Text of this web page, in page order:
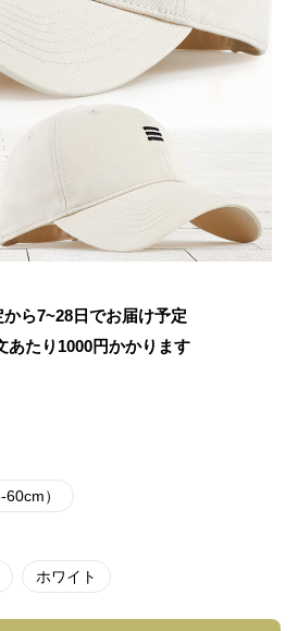
ら7~28日でお届け予定
あたり 1000円かかります
60cm）
ホワイト